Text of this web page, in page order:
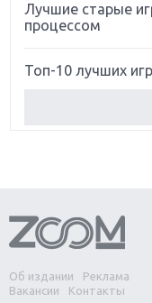
Лучшие старые
процессом
Топ-10 лучших
Обзор игры Forza
Две важных
Divinity Original Sin
Об издании
Реклама
Вакансии
Контакты